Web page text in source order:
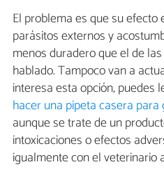
El problema es que su
parásitos externos y
menos duradero que el de
hablado. Tampoco van a
interesa esta opción, puedes
hacer una pipeta casera para
aunque se trate de un
intoxicaciones o efectos
igualmente con el veterinario